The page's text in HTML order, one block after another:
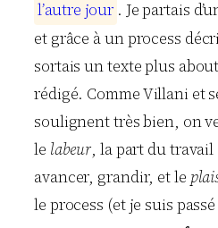
u
m
l
l’autre jour . Je partais
et grâce à un process
sortais un texte plus
rédigé. Comme Villani et
soulignent très bien, on
le labeur, la part du
avancer, grandir, et le
le process (et je suis